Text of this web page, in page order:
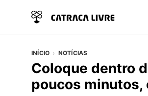
INÍCIO NOTÍCIAS
Coloque dentro
poucos minutos,